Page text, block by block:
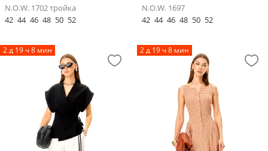
N.O.W. 1702 тройка
42 44 46 48 50 52
N.O.W. 1697
42 44 46 48 50 52
2 д 19 ч 8 мин 2 д 19 ч 8 мин